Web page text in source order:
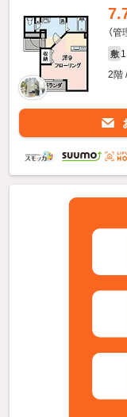
（
敷
2階